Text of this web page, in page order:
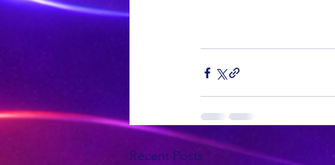
Recent Posts